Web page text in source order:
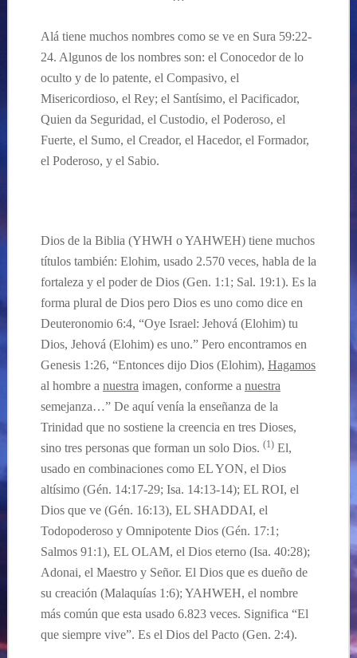
Alá tiene muchos nombres como se ve en Sura 59:22-
24. Algunos de los nombres son: el Conocedor de lo
oculto y de lo patente, el Compasivo, el
Misericordioso, el Rey; el Santísimo, el Pacificador,
Quien da Seguridad, el Custodio, el Poderoso, el
Fuerte, el Sumo, el Creador, el Hacedor, el Formador,
el Poderoso, y el Sabio.
Dios de la Biblia (YHWH o YAHWEH) tiene muchos
títulos también: Elohim, usado 2.570 veces, habla de la
fortaleza y el poder de Dios (Gen. 1:1; Sal. 19:1). Es la
forma plural de Dios pero Dios es uno como dice en
Deuteronomio 6:4, “Oye Israel: Jehová (Elohim) tu
Dios, Jehová (Elohim) es uno.” Pero encontramos en
Genesis 1:26, “Entonces dijo Dios (Elohim), Hagamos
al hombre a nuestra imagen, conforme a nuestra
semejanza…” De aquí venía la enseñanza de la
Trinidad que no sostiene la creencia en tres Dioses,
sino tres personas que forman un solo Dios. (1)El,
usado en combinaciones como EL YON, el Dios
altísimo (Gén. 14:17-29; Isa. 14:13-14); EL ROI, el
Dios que ve (Gén. 16:13), EL SHADDAI, el
Todopoderoso y Omnipotente Dios (Gén. 17:1;
Salmos 91:1), EL OLAM, el Dios eterno (Isa. 40:28);
Adonai, el Maestro y Señor. El Dios que es dueño de
su creación (Malaquías 1:6); YAHWEH, el nombre
más común que esta usado 6.823 veces. Significa “El
que siempre vive”. Es el Dios del Pacto (Gen. 2:4).